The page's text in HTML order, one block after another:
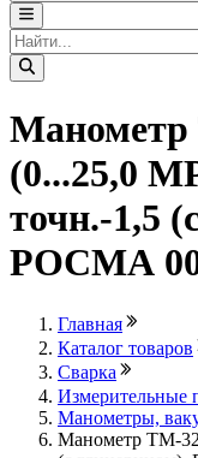
(0...25,0
точн.-1,5
РОСМА
Главная
Каталог товаров
Сварка
Измерительные
Манометры,
Манометр ТМ-